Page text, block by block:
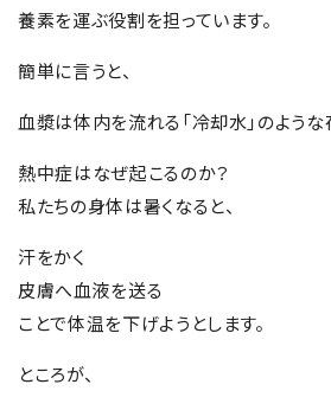
養素を運ぶ役割を担っています。
簡単に言うと、
血漿は体内を流れる「冷却水」のような
熱中症はなぜ起こるのか？
私たちの身体は暑くなると、
汗をかく
皮膚へ血液を送る
ことで体温を下げようとします。
ところが、